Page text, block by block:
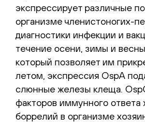
экспрессирует различные
организме членистоногих-
диагностики инфекции и
течение осени, зимы и
который позволяет им
летом, экспрессия OspA
слюнные железы клеща.
факторов иммунного
боррелий в организме